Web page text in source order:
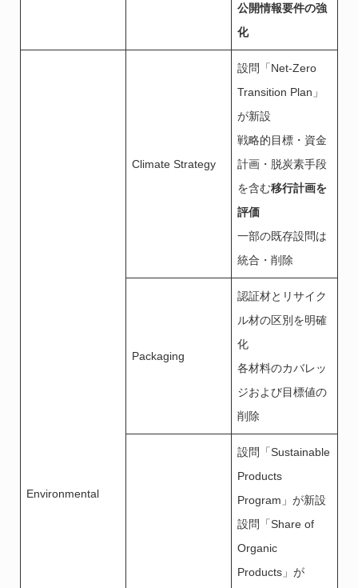
公開情報要件の強
化
Environmental
Climate Strategy
設問「Net-Zero
Transition Plan」
が新設
戦略的目標・資金
計画・脱炭素手段
を含む移行計画を
評価
一部の既存設問は
統合・削除
Packaging
認証材とリサイク
ル材の区別を明確
化
各材料のカバレッ
ジおよび目標値の
削除
設問「Sustainable
Products
Program」が新設
設問「Share of
Organic
Products」が